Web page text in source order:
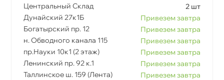
Центральный Склад
2 шт
Дунайский 27к1Б
Привезем завтра
Богатырский пр. 12
Привезем завтра
н. Обводного канала 115
Привезем завтра
пр.Науки 10к1 (2 этаж)
Привезем завтра
Ленинский пр. 92 к.1
Привезем завтра
Таллинское ш. 159 (Лента)
Привезем завтра